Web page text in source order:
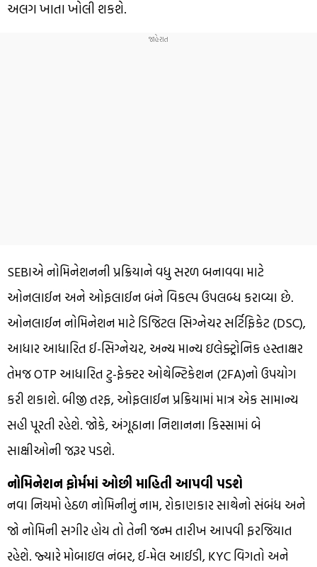
અલગ ખાતા ખોલી શકશે.
SEBIએ નોમિનેશનની પ્રક્રિયાને વધુ સરળ બનાવવા માટે
ઓનલાઈન અને ઓફલાઈન બંને વિકલ્પ ઉપલબ્ધ કરાવ્યા છે.
ઓનલાઈન નોમિનેશન માટે ડિજિટલ સિગ્નેચર સર્ટિફિકેટ (DSC),
આધાર આધારિત ઈ-સિગ્નેચર, અન્ય માન્ય ઇલેક્ટ્રોનિક હસ્તાક્ષર
તેમજ OTP આધારિત ટુ-ફેક્ટર ઓથેન્ટિકેશન (2FA)નો ઉપયોગ
કરી શકાશે. બીજી તરફ, ઓફલાઈન પ્રક્રિયામાં માત્ર એક સામાન્ય
સહી પૂરતી રહેશે. જોકે, અંગૂઠાના નિશાનના કિસ્સામાં બે
સાક્ષીઓની જરૂર પડશે.
નોમિનેશન ફોર્મમાં ઓછી માહિતી આપવી પડશે
નવા નિયમો હેઠળ નોમિનીનું નામ, રોકાણકાર સાથેનો સંબંધ અને
જો નોમિની સગીર હોય તો તેની જન્મ તારીખ આપવી ફરજિયાત
રહેશે. જ્યારે મોબાઇલ નંબર, ઈ-મેલ આઈડી, KYC વિગતો અને